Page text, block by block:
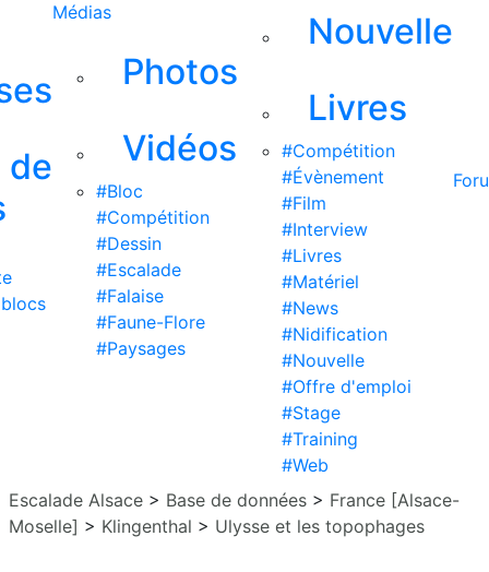
de
Médias
Photos
Vidéos
#Bloc
#Compétition
#Dessin
#Escalade
#Falaise
#Faune-Flore
#Paysages
Nouvelle
Livres
#Compétition
#Évènement
#Film
#Interview
#Livres
#Matériel
#News
#Nidification
#Nouvelle
#Offre d'emploi
#Stage
#Training
#Web
Escalade Alsace > Base de données > France [Alsace-
Moselle] > Klingenthal > Ulysse et les topophages